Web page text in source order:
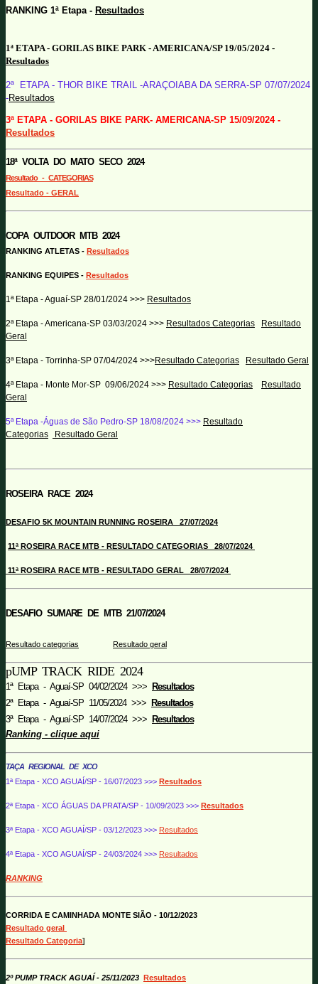
RANKING 1ª Etapa - Resultados
1ª ETAPA - GORILAS BIKE PARK - AMERICANA/SP 19/05/2024 -
Resultados
2ª ETAPA - THOR BIKE TRAIL -ARAÇOIABA DA SERRA-SP 07/07/2024
-Resultados
3ª ETAPA - GORILAS BIKE PARK- AMERICANA-SP 15/09/2024 -
Resultados
18ª VOLTA DO MATO SECO 2024
Resultado - CATEGORIAS
Resultado - GERAL
COPA OUTDOOR MTB 2024
RANKING ATLETAS - Resultados
RANKING EQUIPES - Resultados
1ª Etapa - Aguaí-SP 28/01/2024 >>> Resultados
2ª Etapa - Americana-SP 03/03/2024 >>> Resultados Categorias
Resultado
Geral
3ª Etapa - Torrinha-SP 07/04/2024 >>>Resultado Categorias Resultado Geral
4ª Etapa - Monte Mor-SP 09/06/2024 >>> Resultado Categorias
Resultado
Geral
5ª Etapa -Águas de São Pedro-SP 18/08/2024 >>> Resultado
Categorias
Resultado Geral
ROSEIRA RACE 2024
DESAFIO 5K MOUNTAIN RUNNING ROSEIRA 27/07/2024
11ª ROSEIRA RACE MTB - RESULTADO CATEGORIAS 28/07/2024
11ª ROSEIRA RACE MTB - RESULTADO GERAL 28/07/2024
DESAFIO SUMARE DE MTB 21/07/2024
Resultado categorias Resultado geral
pUMP TRACK RIDE 2024
1ª Etapa - Aguaí-SP 04/02/2024 >>> Resultados
2ª Etapa - Aguaí-SP 11/05/2024 >>> Resultados
3ª Etapa - Aguaí-SP 14/07/2024 >>> Resultados
Ranking - clique aqui
TAÇA REGIONAL DE XCO
1ª Etapa - XCO AGUAÍ/SP - 16/07/2023 >>> Resultados
2ª Etapa - XCO ÁGUAS DA PRATA/SP - 10/09/2023 >>> Resultados
3ª Etapa - XCO AGUAÍ/SP - 03/12/2023 >>> Resultados
4ª Etapa - XCO AGUAÍ/SP - 24/03/2024 >>> Resultados
RANKING
CORRIDA E CAMINHADA MONTE SIÃO - 10/12/2023
Resultado geral
Resultado Categoria]
2º PUMP TRACK AGUAÍ - 25/11/2023 Resultados